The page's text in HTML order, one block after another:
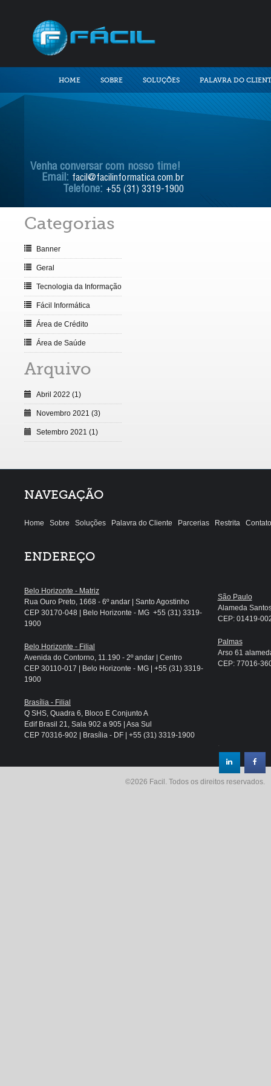
HOME SOBRE SOLUÇÕES PALAVRA DO
Venha conversar com nosso time!
Email: facil@facilinformatica.com.br
Telefone: +55 (31) 3319-1900
Categorias
Banner
Geral
Tecnologia da Informação
Fácil Informática
Área de Crédito
Área de Saúde
Arquivo
Abril 2022 (1)
Novembro 2021 (3)
Setembro 2021 (1)
NAVEGAÇÃO
Home Sobre Soluções Palavra do Cliente Parcerias Restrita Contato
ENDEREÇO
Belo Horizonte - Matriz
Rua Ouro Preto, 1668 - 6º andar | Santo Agostinho
CEP 30170-048 | Belo Horizonte - MG +55 (31) 3319-
1900
Belo Horizonte - Filial
Avenida do Contorno, 11.190 - 2º andar | Centro
CEP 30110-017 | Belo Horizonte - MG | +55 (31) 3319-
1900
Brasília - Filial
Q SHS, Quadra 6, Bloco E Conjunto A
Edif Brasil 21, Sala 902 a 905 | Asa Sul
CEP 70316-902 | Brasília - DF | +55 (31) 3319-1900
São Paulo
Alameda
CEP: 01419-
Palmas
Arso 61
CEP: 77016-
.
©2026 Facil. Todos os direitos reservados.